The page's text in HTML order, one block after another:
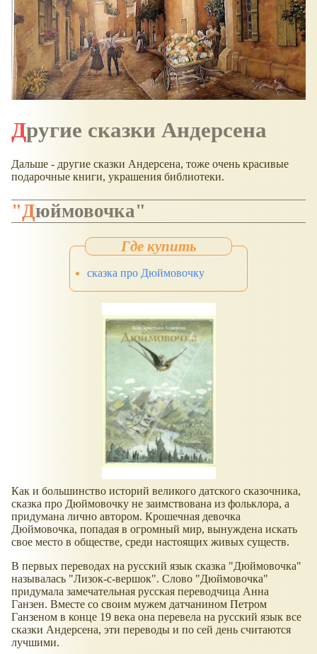
Другие сказки Андерсена
Дальше - другие сказки Андерсена, тоже очень красивые
подарочные книги, украшения библиотеки.
"Дюймовочка"
сказка про Дюймовочку
Как и большинство историй великого датского сказочника,
сказка про Дюймовочку не заимствована из фольклора, а
придумана лично автором. Крошечная девочка
Дюймовочка, попадая в огромный мир, вынуждена искать
свое место в обществе, среди настоящих живых существ.
В первых переводах на русский язык сказка "Дюймовочка"
называлась "Лизок-с-вершок". Слово "Дюймовочка"
придумала замечательная русская переводчица Анна
Ганзен. Вместе со своим мужем датчанином Петром
Ганзеном в конце 19 века она перевела на русский язык все
сказки Андерсена, эти переводы и по сей день считаются
лучшими.